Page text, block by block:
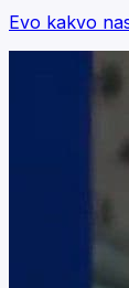
Evo kakvo